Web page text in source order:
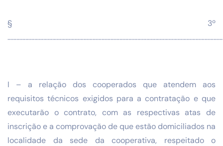
§ 3º
I – a relação dos cooperados que atendem aos
requisitos técnicos exigidos para a contratação e que
executarão o contrato, com as respectivas atas de
inscrição e a comprovação de que estão domiciliados na
localidade da sede da cooperativa, respeitado o